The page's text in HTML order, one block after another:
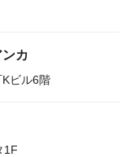
カ
ビル6階
1F